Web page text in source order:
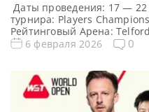
Даты проведения: 17 —
турнира: Players
Рейтинговый Арена:
проведения (населенный
Синьтун Примечание:
годовом рейтинге.
Championship 2026
6 февраля 2026 0